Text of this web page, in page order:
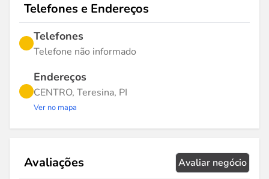
Telefones e Endereços
Telefones
Telefone não informado
Endereços
CENTRO, Teresina, PI
Ver no mapa
Avaliações Avaliar negócio